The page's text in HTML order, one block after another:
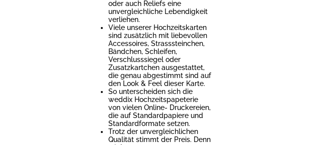
oder auch Reliefs eine
unvergleichliche Lebendigkeit
verliehen.
Viele unserer Hochzeitskarten
sind zusätzlich mit liebevollen
Accessoires, Strasssteinchen,
Bändchen, Schleifen,
Verschlusssiegel oder
Zusatzkartchen ausgestattet,
die genau abgestimmt sind auf
den Look & Feel dieser Karte.
So unterscheiden sich die
weddix Hochzeitspapeterie
von vielen Online- Druckereien,
die auf Standardpapiere und
Standardformate setzen.
Trotz der unvergleichlichen
Qualität stimmt der Preis. Denn